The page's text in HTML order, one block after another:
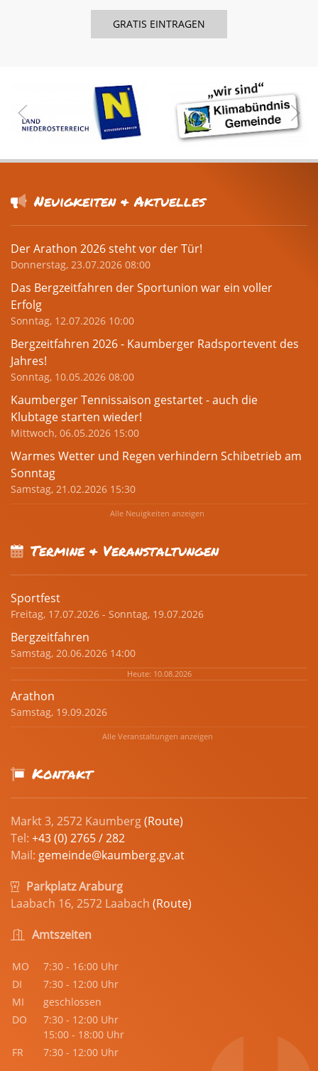
Neuigkeiten & Aktuelles
Der Arathon 2026 steht vor der Tür!
Donnerstag, 23.07.2026 08:00
Das Bergzeitfahren der Sportunion war ein voller
Erfolg
Sonntag, 12.07.2026 10:00
Bergzeitfahren 2026 - Kaumberger Radsportevent des
Jahres!
Sonntag, 10.05.2026 08:00
Kaumberger Tennissaison gestartet - auch die
Klubtage starten wieder!
Mittwoch, 06.05.2026 15:00
Warmes Wetter und Regen verhindern Schibetrieb am
Sonntag
Samstag, 21.02.2026 15:30
Alle Neuigkeiten anzeigen
Termine & Veranstaltungen
Sportfest
Freitag, 17.07.2026 - Sonntag, 19.07.2026
Bergzeitfahren
Samstag, 20.06.2026 14:00
Heute: 10.08.2026
Arathon
Samstag, 19.09.2026
Alle Veranstaltungen anzeigen
Kontakt
Markt 3, 2572 Kaumberg(Route)
Tel: +43 (0) 2765 / 282
Mail: gemeinde@kaumberg.gv.at
Parkplatz Araburg
Laabach 16, 2572 Laabach (Route)
Amtszeiten
MO
7:30 - 16:00 Uhr
DI
7:30 - 12:00 Uhr
MI
geschlossen
DO
7:30 - 12:00 Uhr
15:00 - 18:00 Uhr
FR
7:30 - 12:00 Uhr